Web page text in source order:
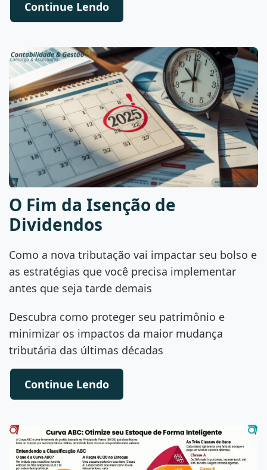
Continue Lendo
O Fim da Isenção de
Dividendos
Como a nova tributação vai impactar seu bolso e
as estratégias que você precisa implementar
antes que seja tarde demais
Descubra como proteger seu patrimônio e
minimizar os impactos da maior mudança
tributária das últimas décadas
Continue Lendo